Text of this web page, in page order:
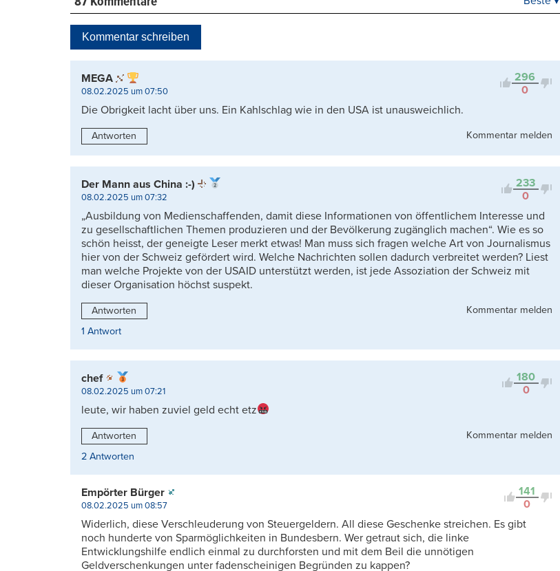
Kontrovers
Kommentar schreiben
296
0
MEGA
08.02.2025 um 07:50
Die Obrigkeit lacht über uns. Ein Kahlschlag wie in den USA ist unausweichlich.
Antworten Kommentar melden
233
0
Der Mann aus China :-)
08.02.2025 um 07:32
„Ausbildung von Medienschaffenden, damit diese Informationen von öffentlichem Interesse und
zu gesellschaftlichen Themen produzieren und der Bevölkerung zugänglich machen“. Wie es so
schön heisst, der geneigte Leser merkt etwas! Man muss sich fragen welche Art von Journalismus
hier von der Schweiz gefördert wird. Welche Nachrichten sollen dadurch verbreitet werden? Liest
man welche Projekte von der USAID unterstützt werden, ist jede Assoziation der Schweiz mit
dieser Organisation höchst suspekt.
Antworten
Kommentar melden
1 Antwort
180
0
chef
08.02.2025 um 07:21
leute, wir haben zuviel geld echt etz
Antworten
Kommentar melden
2 Antworten
141
0
Empörter Bürger
08.02.2025 um 08:57
Widerlich, diese Verschleuderung von Steuergeldern. All diese Geschenke streichen. Es gibt
noch hunderte von Sparmöglichkeiten in Bundesbern. Wer getraut sich, die linke
Entwicklungshilfe endlich einmal zu durchforsten und mit dem Beil die unnötigen
Geldverschenkungen unter fadenscheinigen Begründen zu kappen?